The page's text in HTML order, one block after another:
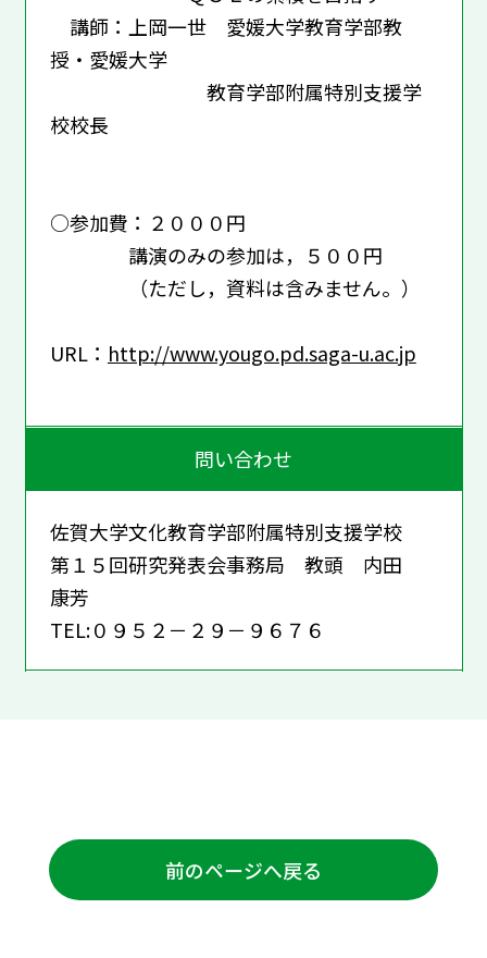
講師：上岡一世 愛媛大学教育学部教
授・愛媛大学
教育学部附属特別支援学
校校長
○参加費：２０００円
講演のみの参加は，５００円
（ただし，資料は含みません。）
URL： http://www.yougo.pd.saga-u.ac.jp
問い合わせ
佐賀大学文化教育学部附属特別支援学校
第１５回研究発表会事務局 教頭 内田
康芳
TEL:０９５２－２９－９６７６
前のページへ戻る